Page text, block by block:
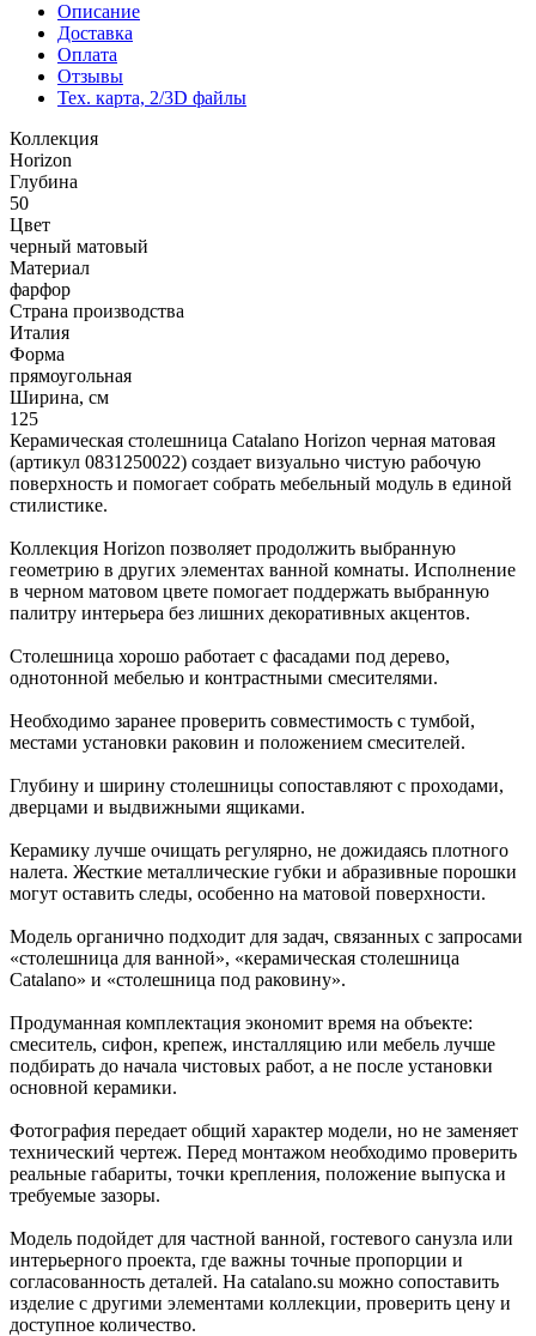
Описание
Доставка
Оплата
Отзывы
Тех. карта, 2/3D файлы
Коллекция
Horizon
Глубина
50
Цвет
черный матовый
Материал
фарфор
Страна производства
Италия
Форма
прямоугольная
Ширина, см
125
Керамическая столешница Catalano Horizon черная матовая
(артикул 0831250022) создает визуально чистую рабочую
поверхность и помогает собрать мебельный модуль в единой
стилистике.
Коллекция Horizon позволяет продолжить выбранную
геометрию в других элементах ванной комнаты. Исполнение
в черном матовом цвете помогает поддержать выбранную
палитру интерьера без лишних декоративных акцентов.
Столешница хорошо работает с фасадами под дерево,
однотонной мебелью и контрастными смесителями.
Необходимо заранее проверить совместимость с тумбой,
местами установки раковин и положением смесителей.
Глубину и ширину столешницы сопоставляют с проходами,
дверцами и выдвижными ящиками.
Керамику лучше очищать регулярно, не дожидаясь плотного
налета. Жесткие металлические губки и абразивные порошки
могут оставить следы, особенно на матовой поверхности.
Модель органично подходит для задач, связанных с запросами
«столешница для ванной», «керамическая столешница
Catalano» и «столешница под раковину».
Продуманная комплектация экономит время на объекте:
смеситель, сифон, крепеж, инсталляцию или мебель лучше
подбирать до начала чистовых работ, а не после установки
основной керамики.
Фотография передает общий характер модели, но не заменяет
технический чертеж. Перед монтажом необходимо проверить
реальные габариты, точки крепления, положение выпуска и
требуемые зазоры.
Модель подойдет для частной ванной, гостевого санузла или
интерьерного проекта, где важны точные пропорции и
согласованность деталей. На catalano.su можно сопоставить
изделие с другими элементами коллекции, проверить цену и
доступное количество.